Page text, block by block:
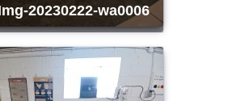
img-20230222-wa0006